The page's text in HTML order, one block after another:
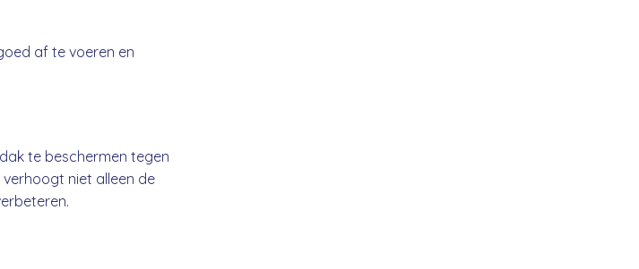
af te voeren en
te beschermen tegen
niet alleen de